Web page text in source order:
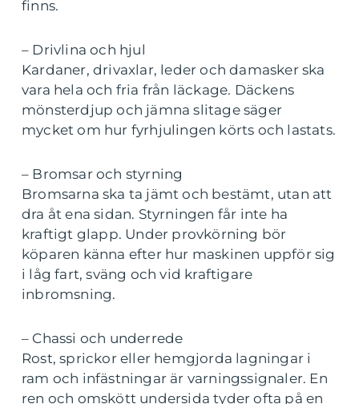
finns.
– Drivlina och hjul
Kardaner, drivaxlar, leder och damasker ska
vara hela och fria från läckage. Däckens
mönsterdjup och jämna slitage säger
mycket om hur fyrhjulingen körts och lastats.
– Bromsar och styrning
Bromsarna ska ta jämt och bestämt, utan att
dra åt ena sidan. Styrningen får inte ha
kraftigt glapp. Under provkörning bör
köparen känna efter hur maskinen uppför sig
i låg fart, sväng och vid kraftigare
inbromsning.
– Chassi och underrede
Rost, sprickor eller hemgjorda lagningar i
ram och infästningar är varningssignaler. En
ren och omskött undersida tyder ofta på en